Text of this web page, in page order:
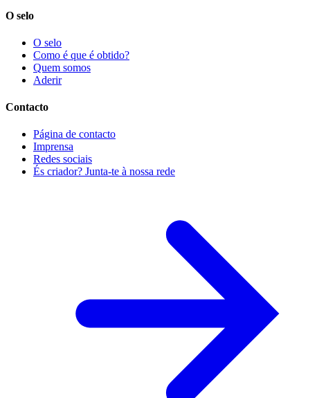
O selo
O selo
Como é que é obtido?
Quem somos
Aderir
Contacto
Página de contacto
Imprensa
Redes sociais
És criador? Junta-te à nossa rede